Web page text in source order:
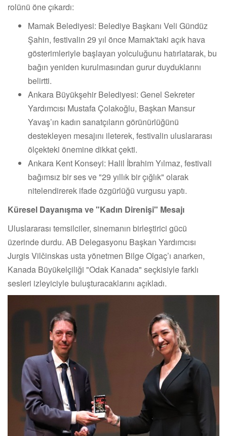
rolünü öne çıkardı:
Mamak Belediyesi: Belediye Başkanı Veli Gündüz
Şahin, festivalin 29 yıl önce Mamak'taki açık hava
gösterimleriyle başlayan yolculuğunu hatırlatarak, bu
bağın yeniden kurulmasından gurur duyduklarını
belirtti.
Ankara Büyükşehir Belediyesi: Genel Sekreter
Yardımcısı Mustafa Çolakoğlu, Başkan Mansur
Yavaş’ın kadın sanatçıların görünürlüğünü
destekleyen mesajını ileterek, festivalin uluslararası
ölçekteki önemine dikkat çekti.
Ankara Kent Konseyi: Halil İbrahim Yılmaz, festivali
bağımsız bir ses ve "29 yıllık bir çığlık" olarak
nitelendirerek ifade özgürlüğü vurgusu yaptı.
Küresel Dayanışma ve "Kadın Direnişi" Mesajı
Uluslararası temsilciler, sinemanın birleştirici gücü
üzerinde durdu. AB Delegasyonu Başkan Yardımcısı
Jurgis Vilčinskas usta yönetmen Bilge Olgaç’ı anarken,
Kanada Büyükelçiliği "Odak Kanada" seçkisiyle farklı
sesleri izleyiciyle buluşturacaklarını açıkladı.